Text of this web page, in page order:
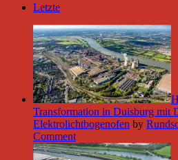
Letzte
Transformation in Duisburg mit
Elektrolichtbogenofen by
Comment